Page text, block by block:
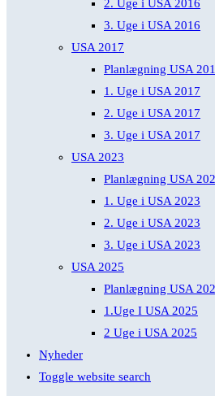
2. Uge i USA 2016
3. Uge i USA 2016
USA 2017
Planlægning USA
1. Uge i USA 2017
2. Uge i USA 2017
3. Uge i USA 2017
USA 2023
Planlægning USA
1. Uge i USA 2023
2. Uge i USA 2023
3. Uge i USA 2023
USA 2025
Planlægning USA
1.Uge I USA 2025
2 Uge i USA 2025
Nyheder
Toggle website search